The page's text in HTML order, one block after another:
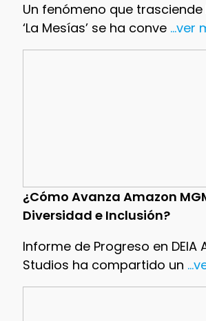
Un fenómeno que
‘La Mesías’ se ha conve...ver
¿Cómo Avanza Amazon
Diversidad e Inclusión?
Informe de Progreso en DEIA
Studios ha compartido un